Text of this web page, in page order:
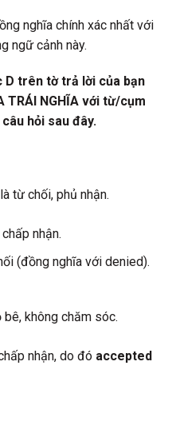
nghĩa chính xác nhất với
ngữ cảnh này.
D trên tờ trả lời của bạn
TRÁI NGHĨA với từ/cụm
hỏi sau đây.
từ chối, phủ nhận.
nhận.
(đồng nghĩa với denied).
không chăm sóc.
nhận, do đó accepted